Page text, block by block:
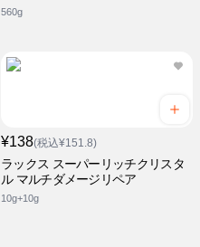
560g
¥138(税込¥151.8)
ラックス スーパーリッチクリスタ
ル マルチダメージリペア
10g+10g